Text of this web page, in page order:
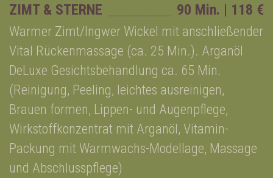
ZIMT & STERNE 90 Min. | 118 €
Warmer Zimt/Ingwer Wickel mit anschließender
Vital Rückenmassage (ca. 25 Min.). Arganöl
DeLuxe Gesichtsbehandlung ca. 65 Min.
(Reinigung, Peeling, leichtes ausreinigen,
Brauen formen, Lippen- und Augenpflege,
Wirkstoffkonzentrat mit Arganöl, Vitamin-
Packung mit Warmwachs-Modellage, Massage
und Abschlusspflege)